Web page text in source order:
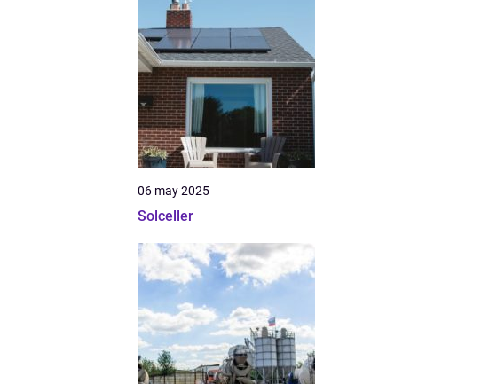
06 may 2025
Solceller